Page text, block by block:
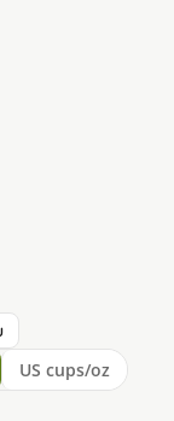
US cups/oz